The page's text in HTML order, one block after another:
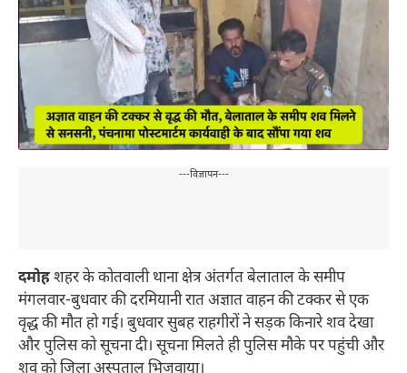
---विज्ञापन---
दमोहशहर के कोतवाली थाना क्षेत्र अंतर्गत बेलाताल के समीप
मंगलवार-बुधवार की दरमियानी रात अज्ञात वाहन की टक्कर से एक
वृद्ध की मौत हो गई। बुधवार सुबह राहगीरों ने सड़क किनारे शव देखा
और पुलिस को सूचना दी। सूचना मिलते ही पुलिस मौके पर पहुंची और